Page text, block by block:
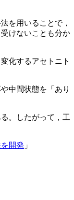
を用いることで，
けないことも分か
化するアセトニト
中間状態を「あり
。したがって，工
開発 」